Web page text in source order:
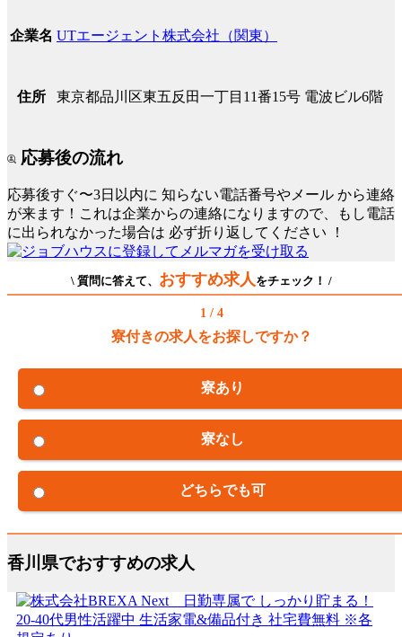
企業名 UTエージェント株式会社（関東）
住所 東京都品川区東五反田一丁目11番15号 電波ビル6階
応募後の流れ
応募後すぐ〜3日以内に 知らない電話番号やメール から連絡
が来ます！これは企業からの連絡になりますので、もし電話
に出られなかった場合は 必ず折り返してください ！
\ 質問に答えて、 おすすめ求人をチェック！ /
1 / 4
寮付きの求人をお探しですか？
寮あり
寮なし
どちらでも可
香川県でおすすめの求人